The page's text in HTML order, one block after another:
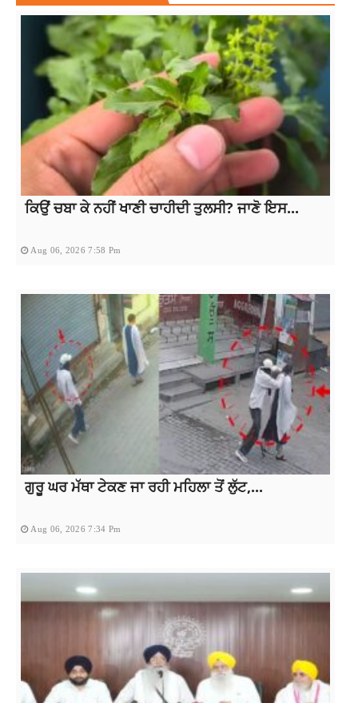
ਕਿਉਂ ਚਬਾ ਕੇ ਨਹੀਂ ਖਾਣੀ ਚਾਹੀਦੀ ਤੁਲਸੀ? ਜਾਣੋ ਇਸ...
Aug 06, 2026 7:58 Pm
ਗੁਰੂ ਘਰ ਮੱਥਾ ਟੇਕਣ ਜਾ ਰਹੀ ਮਹਿਲਾ ਤੋਂ ਲੁੱਟ,...
Aug 06, 2026 7:34 Pm